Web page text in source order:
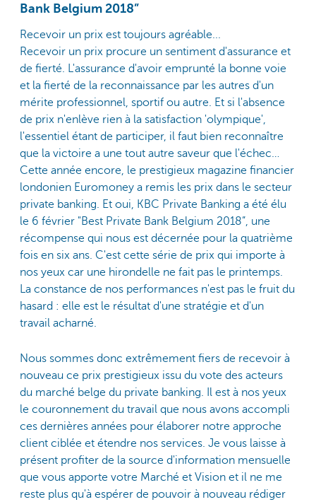
Bank Belgium 2018”
Recevoir un prix est toujours agréable...
Recevoir un prix procure un sentiment d'assurance et
de fierté. L'assurance d'avoir emprunté la bonne voie
et la fierté de la reconnaissance par les autres d'un
mérite professionnel, sportif ou autre. Et si l'absence
de prix n'enlève rien à la satisfaction 'olympique',
l'essentiel étant de participer, il faut bien reconnaître
que la victoire a une tout autre saveur que l'échec…
Cette année encore, le prestigieux magazine financier
londonien Euromoney a remis les prix dans le secteur
private banking. Et oui, KBC Private Banking a été élu
le 6 février "Best Private Bank Belgium 2018”, une
récompense qui nous est décernée pour la quatrième
fois en six ans. C'est cette série de prix qui importe à
nos yeux car une hirondelle ne fait pas le printemps.
La constance de nos performances n'est pas le fruit du
hasard : elle est le résultat d'une stratégie et d'un
travail acharné.
Nous sommes donc extrêmement fiers de recevoir à
nouveau ce prix prestigieux issu du vote des acteurs
du marché belge du private banking. Il est à nos yeux
le couronnement du travail que nous avons accompli
ces dernières années pour élaborer notre approche
client ciblée et étendre nos services. Je vous laisse à
présent profiter de la source d'information mensuelle
que vous apporte votre Marché et Vision et il ne me
reste plus qu'à espérer de pouvoir à nouveau rédiger